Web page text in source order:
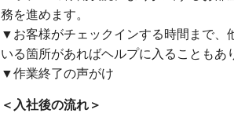
務を進めます。
▼お客様がチェックインする時間まで、
いる箇所があればヘルプに入ることもあ
▼作業終了の声がけ
＜入社後の流れ＞